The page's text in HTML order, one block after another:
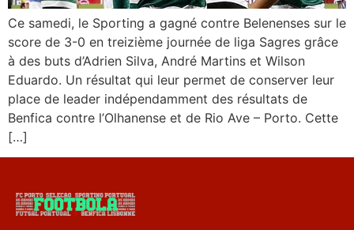
Ce samedi, le Sporting a gagné contre Belenenses sur le
score de 3-0 en treizième journée de liga Sagres grâce
à des buts d’Adrien Silva, André Martins et Wilson
Eduardo. Un résultat qui leur permet de conserver leur
place de leader indépendamment des résultats de
Benfica contre l’Olhanense et de Rio Ave – Porto. Cette
[…]